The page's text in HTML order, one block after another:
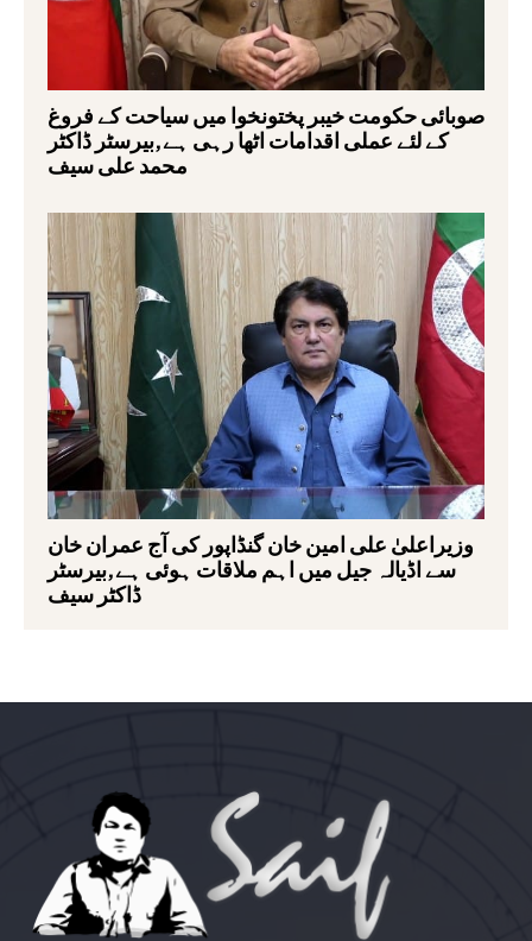
صوبائی حکومت خیبر پختونخوا میں سیاحت کے فروغ
کے لئے عملی اقدامات اٹھا رہی ہے,بیرسٹر ڈاکٹر
محمد علی سیف
وزیراعلیٰ علی امین خان گنڈاپور کی آج عمران خان
سے اڈیالہ جیل میں اہم ملاقات ہوئی ہے,بیرسٹر
ڈاکٹر سیف